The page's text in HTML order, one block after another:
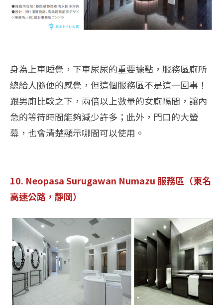
身為上車睡覺，下車尿尿的重要據點，服務區廁所
總給人隨便的感覺，但這個服務區不是這一回事！
跟男廁比較之下，兩倍以上數量的女廁隔間，讓內
急的等待時間能夠減少許多；此外，門口的大螢
幕，也會清楚顯示哪間可以使用。
10. Neopasa Surugawan Numazu 服務區（東名
高速公路，靜岡）